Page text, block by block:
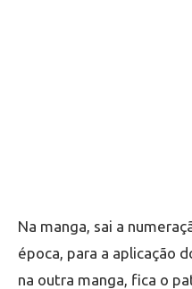
Na manga, sai a
época, para a aplicação
na outra manga, fica o